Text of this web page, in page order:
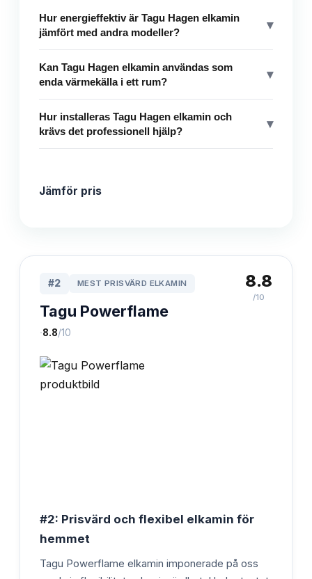
Hur energieffektiv är Tagu Hagen elkamin
jämfört med andra modeller?
▾
Kan Tagu Hagen elkamin användas som
enda värmekälla i ett rum?
▾
Hur installeras Tagu Hagen elkamin och
krävs det professionell hjälp?
▾
Jämför pris
#2 MEST PRISVÄRD ELKAMIN
Tagu Powerflame
·8.8/10
8.8
/10
#2: Prisvärd och flexibel elkamin för
hemmet
Tagu Powerflame elkamin imponerade på oss